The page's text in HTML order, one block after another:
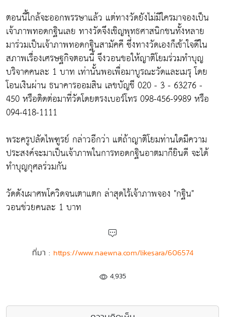
ตอนนี้ใกล้จะออกพรรษาแล้ว แต่ทางวัดยังไม่มีใครมาจองเป็น
เจ้าภาพทอดกฐินเลย ทางวัดจึงเชิญพุทธศาสนิกชนทั้งหลาย
มาร่วมเป็นเจ้าภาพทอดกฐินสามัคคี ซึ่งทางวัดเองก็เข้าใจดีใน
สภาพเรื่องเศรษฐกิจตอนนี้ จึงวอนขอให้ญาติโยมร่วมทำบุญ
บริจาคคนละ 1 บาท เท่านั้นพอเพื่อมาบูรณะวัดและเมรุ โดย
โอนเงินผ่าน ธนาคารออมสิน เลขบัญชี 020 - 3 - 63276 -
450 หรือติดต่อมาที่วัดโดยตรงเบอร์โทร 098-456-9989 หรือ
094-418-1111
พระครูปลัดไพฑูรย์ กล่าวอีกว่า แต่ถ้าญาติโยมท่านใดมีความ
ประสงค์จะมาเป็นเจ้าภาพในการทอดกฐินอาตมาก็ยินดี จะได้
ทำบุญกุศลร่วมกัน
วัดดังเผาศพโควิดจนเตาแตก ล่าสุดไร้เจ้าภาพจอง "กฐิน"
วอนช่วยคนละ 1 บาท
ที่มา : https://www.naewna.com/likesara/606574
4,935